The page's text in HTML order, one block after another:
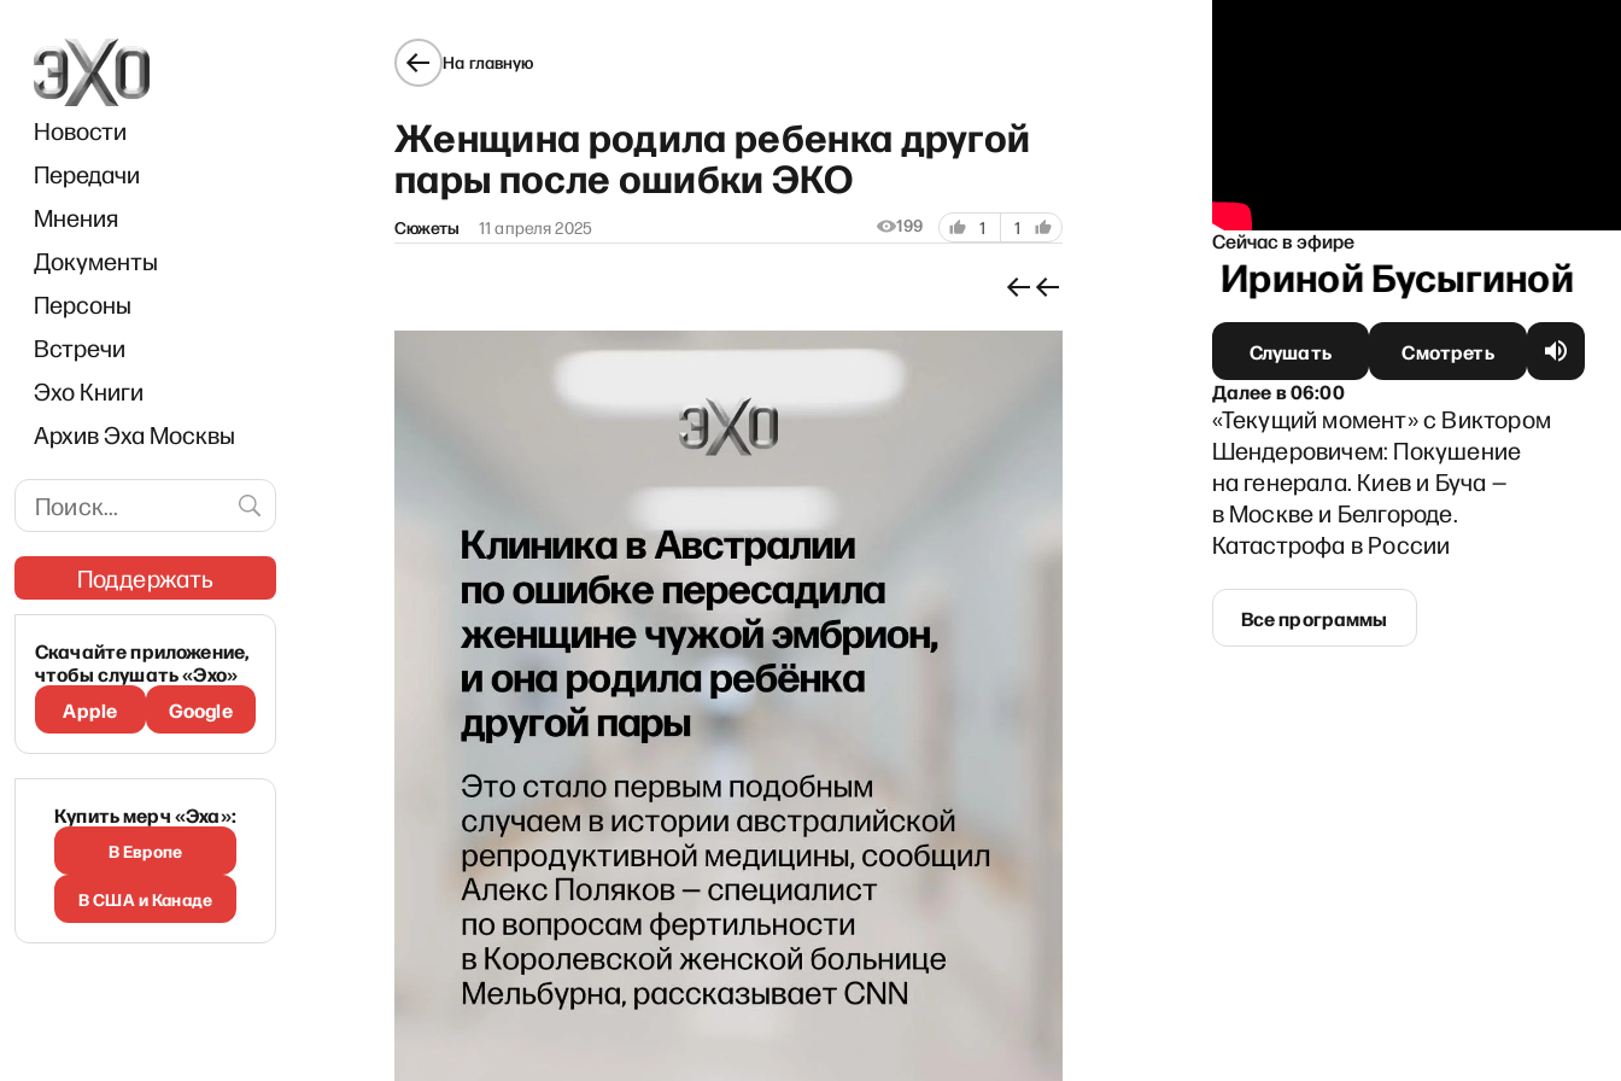
Новости
Передачи
Мнения
Документы
Персоны
Встречи
Эхо Книги
Архив Эха Москвы
Поддержать
Скачайте приложение,
чтобы слушать «Эхо»
Apple
Google
Купить мерч «Эха»:
В Европе
В США и Канаде
На главную
Женщина родила ребенка другой
пары после ошибки ЭКО
Сюжеты 11 апреля 2025 199 1 1 Сейчас в эфире
«Прямо сейчас» с Ириной Бусыгиной
Слушать
Смотреть
Далеев06:00
«Текущий момент» с Виктором
Шендеровичем: Покушение
на генерала. Киев и Буча —
в Москве и Белгороде.
Катастрофа в России
Все программы